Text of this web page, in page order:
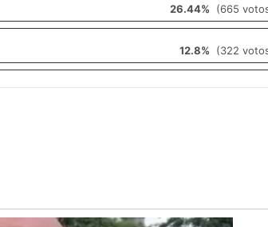
26.44% (665
12.8% (322